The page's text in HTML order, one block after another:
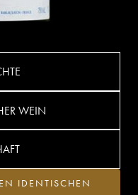
WEIN
IDENTISCHEN